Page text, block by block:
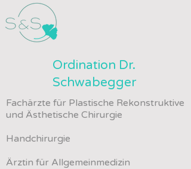
Ordination Dr.
Schwabegger
Fachärzte für Plastische Rekonstruktive
und Ästhetische Chirurgie
Handchirurgie
Ärztin für Allgemeinmedizin